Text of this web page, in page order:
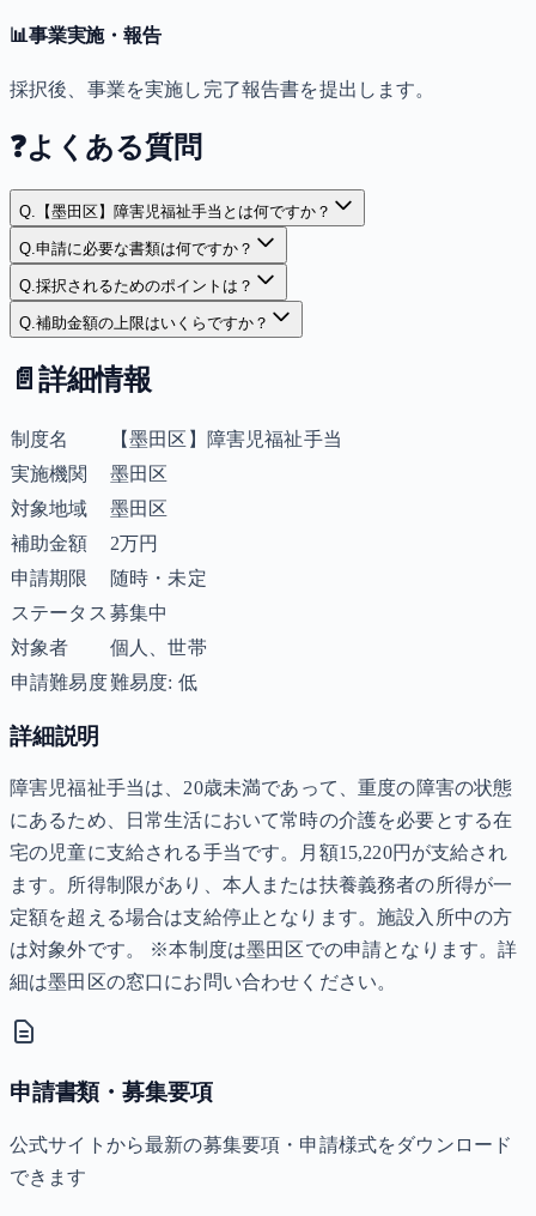
📊事業実施・報告
採択後、事業を実施し完了報告書を提出します。
❓よくある質問
Q. 【墨田区】障害児福祉手当とは何ですか？
Q.申請に必要な書類は何ですか？
Q.採択されるためのポイントは？
Q.補助金額の上限はいくらですか？
📄 詳細情報
制度名
【墨田区】障害児福祉手当
実施機関
墨田区
対象地域
墨田区
補助金額
2万円
申請期限
随時・未定
ステータス 募集中
対象者
個人、世帯
申請難易度難易度: 低
詳細説明
障害児福祉手当は、20歳未満であって、重度の障害の状態
にあるため、日常生活において常時の介護を必要とする在
宅の児童に支給される手当です。月額15,220円が支給され
ます。所得制限があり、本人または扶養義務者の所得が一
定額を超える場合は支給停止となります。施設入所中の方
は対象外です。 ※本制度は墨田区での申請となります。詳
細は墨田区の窓口にお問い合わせください。
申請書類・募集要項
公式サイトから最新の募集要項・申請様式をダウンロード
できます